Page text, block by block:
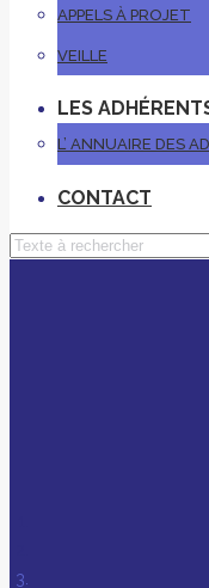
APPELS À PROJET
VEILLE
LES
L’ ANNUAIRE DES
CONTACT